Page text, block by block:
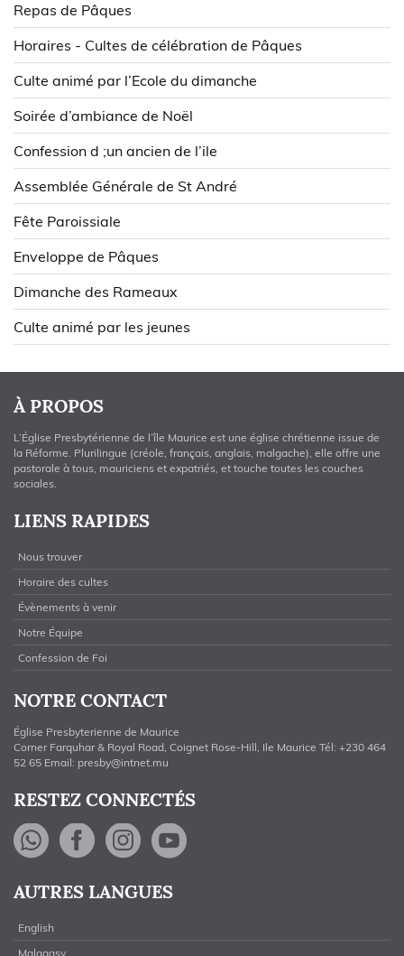
Repas de Pâques
Horaires - Cultes de célébration de Pâques
Culte animé par l’Ecole du dimanche
Soirée d’ambiance de Noël
Confession d ;un ancien de l’ile
Assemblée Générale de St André
Fête Paroissiale
Enveloppe de Pâques
Dimanche des Rameaux
Culte animé par les jeunes
À PROPOS
L’Église Presbytérienne de l’île Maurice est une église chrétienne issue de
la Réforme. Plurilingue (créole, français, anglais, malgache), elle offre une
pastorale à tous, mauriciens et expatriés, et touche toutes les couches
sociales.
LIENS RAPIDES
Nous trouver
Horaire des cultes
Évènements à venir
Notre Équipe
Confession de Foi
NOTRE CONTACT
Église Presbyterienne de Maurice
Corner Farquhar & Royal Road, Coignet Rose-Hill, Ile Maurice Tél: +230 464
52 65 Email: presby@intnet.mu
RESTEZ CONNECTÉS
WhatsApp
Facebook
Instagram
AUTRES LANGUES
English
Malagasy